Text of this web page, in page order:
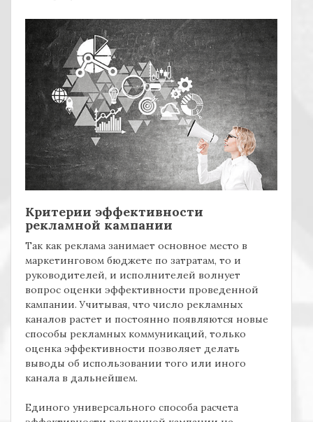
Критерии эффективности
рекламной кампании
Так как реклама занимает основное место в
маркетинговом бюджете по затратам, то и
руководителей, и исполнителей волнует
вопрос оценки эффективности проведенной
кампании. Учитывая, что число рекламных
каналов растет и постоянно появляются новые
способы рекламных коммуникаций, только
оценка эффективности позволяет делать
выводы об использовании того или иного
канала в дальнейшем.
Единого универсального способа расчета